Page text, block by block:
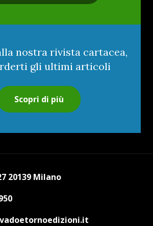
nostra rivista cartacea,
gli ultimi articoli
Scopri di più
20139 Milano